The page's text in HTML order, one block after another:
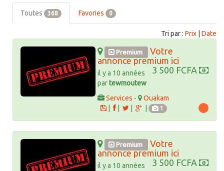
Toutes 368 Favories 0
Tri par : Prix Date
Premium
Votre
annonce premium ici
3 500 FCFA
il y a 10 années
partewmoutew
Services -
Ouakam
|
1
Premium
Votre
annonce premium ici
3 500 FCFA
il y a 10 années